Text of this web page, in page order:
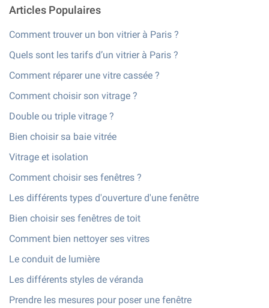
Articles Populaires
Comment trouver un bon vitrier à Paris ?
Quels sont les tarifs d’un vitrier à Paris ?
Comment réparer une vitre cassée ?
Comment choisir son vitrage ?
Double ou triple vitrage ?
Bien choisir sa baie vitrée
Vitrage et isolation
Comment choisir ses fenêtres ?
Les différents types d'ouverture d'une fenêtre
Bien choisir ses fenêtres de toit
Comment bien nettoyer ses vitres
Le conduit de lumière
Les différents styles de véranda
Prendre les mesures pour poser une fenêtre